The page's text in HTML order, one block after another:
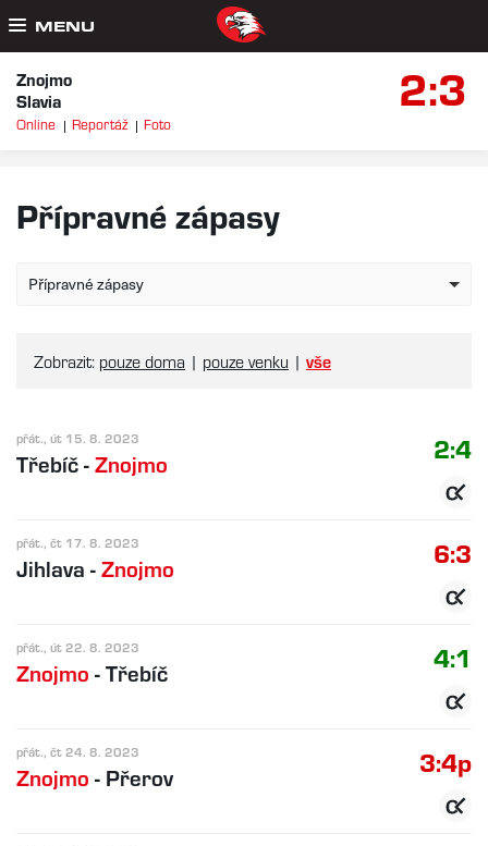
MENU
Znojmo
Slavia
2:3
Online Reportáž Foto
Přípravné zápasy
Přípravné zápasy
Zobrazit: pouze doma | pouze venku | vše
přát., út 15. 8. 2023
Třebíč-Znojmo 2:4
přát., čt 17. 8. 2023
Jihlava -Znojmo 6:3
přát., út 22. 8. 2023
Znojmo -Třebíč 4:1
přát., čt 24. 8. 2023
Znojmo - Přerov 3:4p